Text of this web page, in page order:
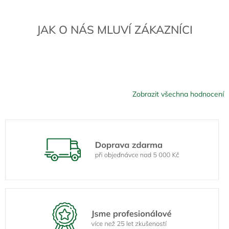
JAK O NÁS MLUVÍ ZÁKAZNÍCI
Zobrazit všechna hodnocení